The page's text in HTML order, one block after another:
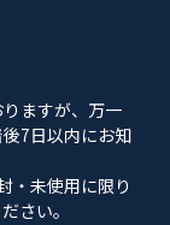
ますが、万一
7日以内にお知
・未使用に限り
さい。